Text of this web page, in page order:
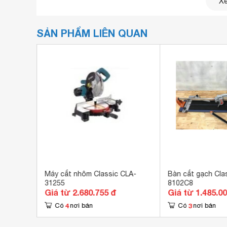
Công suất hoạt động mạnh mẽ 1.500W cho
Máy cắt nhôm Classic có lưỡi cắt với đường
SẢN PHẨM LIÊN QUAN
Máy cắt nhôm Classic CLA-
31255
Giá từ 2.680.755 đ
Có 4 nơi bán
Bàn cắt gạch
8102C8
Giá từ
Có 3 nơi bán